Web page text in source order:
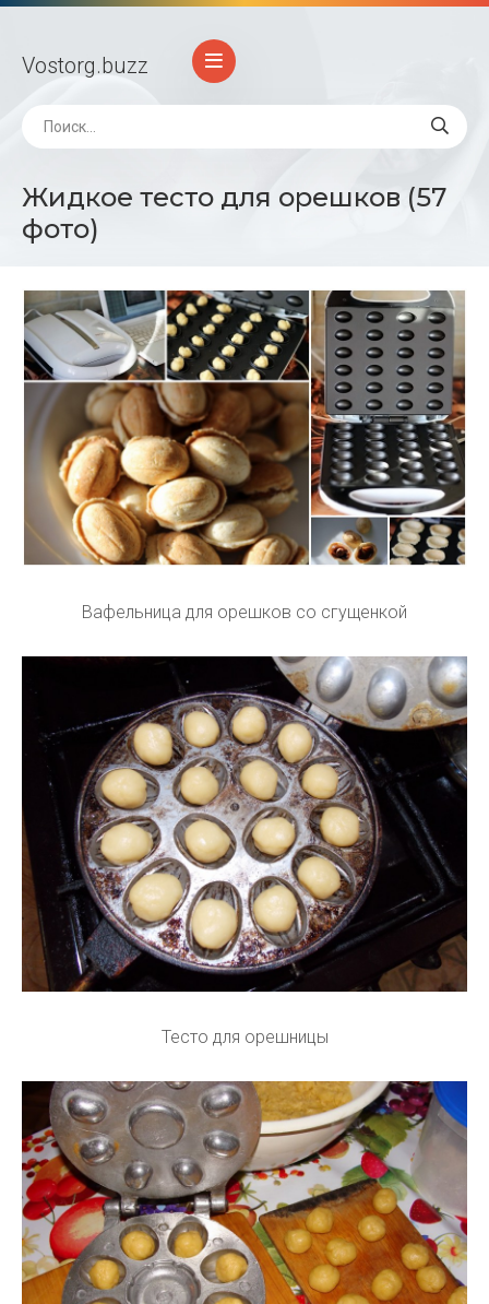
Vostorg.buzz
Жидкое тесто для орешков (57
фото)
Вафельница для орешков со сгущенкой
Тесто для орешницы